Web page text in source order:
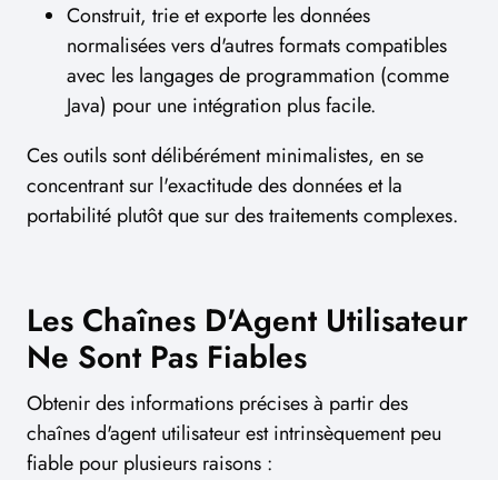
Construit, trie et exporte les données
normalisées vers d'autres formats compatibles
avec les langages de programmation (comme
Java) pour une intégration plus facile.
Ces outils sont délibérément minimalistes, en se
concentrant sur l'exactitude des données et la
portabilité plutôt que sur des traitements complexes.
Les Chaînes D'Agent Utilisateur
Ne Sont Pas Fiables
Obtenir des informations précises à partir des
chaînes d'agent utilisateur est intrinsèquement peu
fiable pour plusieurs raisons :